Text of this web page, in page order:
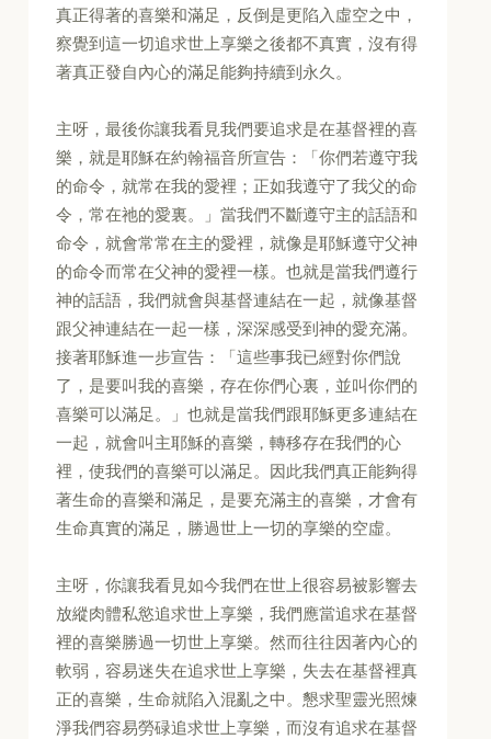
真正得著的喜樂和滿足，反倒是更陷入虛空之中，
察覺到這一切追求世上享樂之後都不真實，沒有得
著真正發自內心的滿足能夠持續到永久。
主呀，最後你讓我看見我們要追求是在基督裡的喜
樂，就是耶穌在約翰福音所宣告：「你們若遵守我
的命令，就常在我的愛裡；正如我遵守了我父的命
令，常在祂的愛裏。」當我們不斷遵守主的話語和
命令，就會常常在主的愛裡，就像是耶穌遵守父神
的命令而常在父神的愛裡一樣。也就是當我們遵行
神的話語，我們就會與基督連結在一起，就像基督
跟父神連結在一起一樣，深深感受到神的愛充滿。
接著耶穌進一步宣告：「這些事我已經對你們說
了，是要叫我的喜樂，存在你們心裏，並叫你們的
喜樂可以滿足。」也就是當我們跟耶穌更多連結在
一起，就會叫主耶穌的喜樂，轉移存在我們的心
裡，使我們的喜樂可以滿足。因此我們真正能夠得
著生命的喜樂和滿足，是要充滿主的喜樂，才會有
生命真實的滿足，勝過世上一切的享樂的空虛。
主呀，你讓我看見如今我們在世上很容易被影響去
放縱肉體私慾追求世上享樂，我們應當追求在基督
裡的喜樂勝過一切世上享樂。然而往往因著內心的
軟弱，容易迷失在追求世上享樂，失去在基督裡真
正的喜樂，生命就陷入混亂之中。懇求聖靈光照煉
淨我們容易勞碌追求世上享樂，而沒有追求在基督